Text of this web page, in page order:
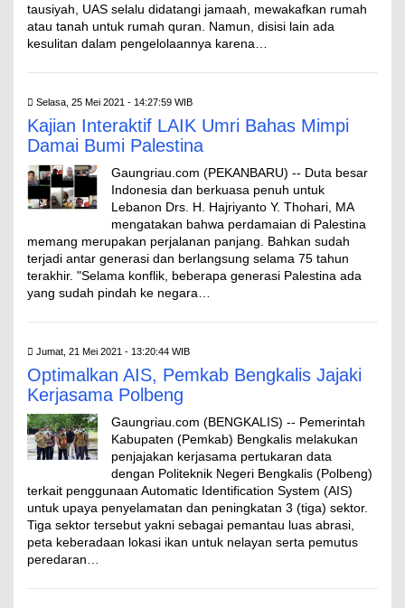
tausiyah, UAS selalu didatangi jamaah, mewakafkan rumah
atau tanah untuk rumah quran. Namun, disisi lain ada
kesulitan dalam pengelolaannya karena…
Selasa, 25 Mei 2021 - 14:27:59 WIB
Kajian Interaktif LAIK Umri Bahas Mimpi
Damai Bumi Palestina
Gaungriau.com (PEKANBARU) -- Duta besar
Indonesia dan berkuasa penuh untuk
Lebanon Drs. H. Hajriyanto Y. Thohari, MA
mengatakan bahwa perdamaian di Palestina
memang merupakan perjalanan panjang. Bahkan sudah
terjadi antar generasi dan berlangsung selama 75 tahun
terakhir. "Selama konflik, beberapa generasi Palestina ada
yang sudah pindah ke negara…
Jumat, 21 Mei 2021 - 13:20:44 WIB
Optimalkan AIS, Pemkab Bengkalis Jajaki
Kerjasama Polbeng
Gaungriau.com (BENGKALIS) -- Pemerintah
Kabupaten (Pemkab) Bengkalis melakukan
penjajakan kerjasama pertukaran data
dengan Politeknik Negeri Bengkalis (Polbeng)
terkait penggunaan Automatic Identification System (AIS)
untuk upaya penyelamatan dan peningkatan 3 (tiga) sektor.
Tiga sektor tersebut yakni sebagai pemantau luas abrasi,
peta keberadaan lokasi ikan untuk nelayan serta pemutus
peredaran…